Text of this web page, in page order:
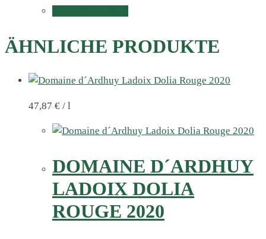
ÄHNLICHE PRODUKTE
47,87 € / l
DOMAINE D´ARDHUY
LADOIX DOLIA
ROUGE 2020